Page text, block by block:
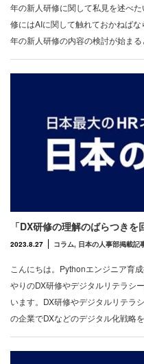
年の新人研修に関して私見を述べ
修にはAIに関して触れておかねば
年の新人研修の内容の検討が始ま
「DX研修の理解のばらつきを
2023.8.27 コラム, 日本の人事部掲載記
こんにちは。Pythonエンジニア育
やりのDX研修やデジタルリテラシ
います。DX研修やデジタルリテラ
の企業でDXなどのデジタル化戦略